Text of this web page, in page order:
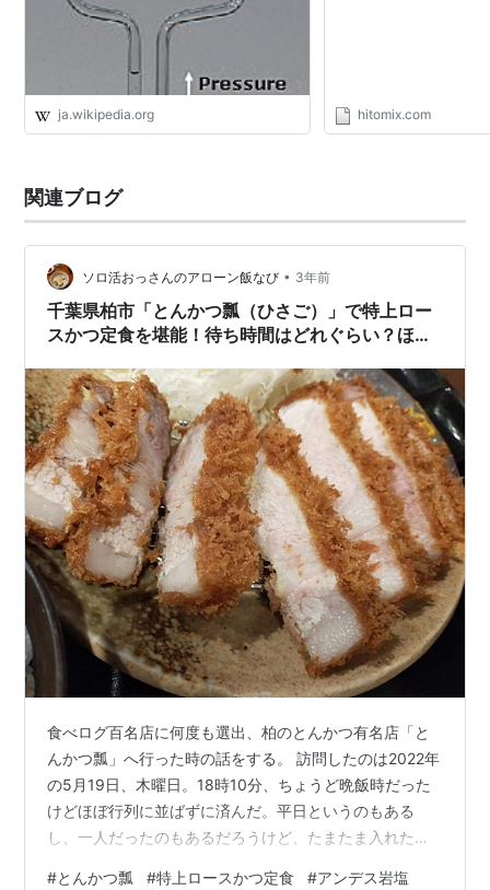
ja.wikipedia.org hitomix.com
関連ブログ
ソロ活おっさんのアローン飯なび • 3年前
千葉県柏市「とんかつ瓢（ひさご）」で特上ロー
スかつ定食を堪能！待ち時間はどれぐらい？ほぼ
食べログ百名店に何度も選出、柏のとんかつ有名店「と
んかつ瓢」へ行った時の話をする。 訪問したのは2022年
の5月19日、木曜日。18時10分、ちょうど晩飯時だった
けどほぼ行列に並ばずに済んだ。平日というのもある
し、一人だったのもあるだろうけど、たまたま入れた
#とんかつ瓢 #特上ロースかつ定食 #アンデス岩塩